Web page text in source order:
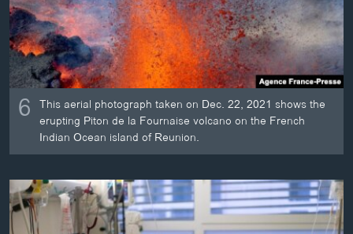
6 This aerial photograph taken on Dec. 22, 2021 shows the
erupting Piton de la Fournaise volcano on the French
Indian Ocean island of Reunion.